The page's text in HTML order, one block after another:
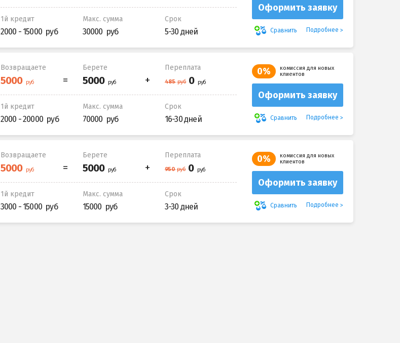
1й кредит
2000 - 15000
Макс. сумма
30000
Срок
5-30 дней
Оформить заявку
Сравнить Подробнее
Возвращаете Берете Переплата
1й кредит
2000 - 20000
Макс. сумма
70000
Срок
16-30 дней
0%
комиссия для новых
клиентов
Оформить заявку
Сравнить Подробнее
Возвращаете Берете Переплата
1й кредит
3000 - 15000
Макс. сумма
15000
Срок
3-30 дней
0%
комиссия для новых
клиентов
Оформить заявку
Сравнить Подробнее